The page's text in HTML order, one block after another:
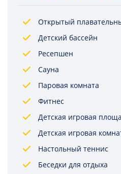
Открытый
Детский бассейн
Ресепшен
Сауна
Паровая комната
Фитнес
Детская игровая
Детская игровая
Настольный теннис
Беседки для отдыха